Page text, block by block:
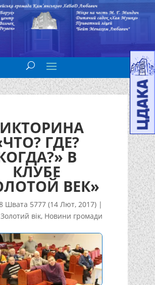
ГДЕ?
В
КЛУБЕ
ВЕК»
Швата 5777 (14 Лют, 2017) |
Золотий вік, Новини громади